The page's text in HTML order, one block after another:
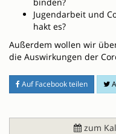
Jugendarbeit und
hakt es?
Außerdem wollen wir
die Auswirkungen der
Auf Facebook teilen
zum